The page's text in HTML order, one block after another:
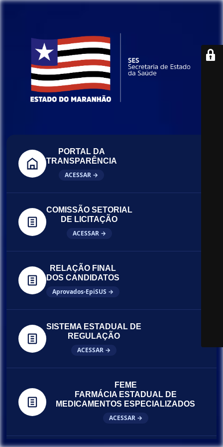
PORTAL DA
TRANSPARÊNCIA
ACESSAR →
COMISSÃO SETORIAL
DE LICITAÇÃO
ACESSAR →
RELAÇÃO FINAL
DOS CANDIDATOS
Aprovados-EpiSUS →
SISTEMA ESTADUAL DE
REGULAÇÃO
ACESSAR →
FEME
FARMÁCIA ESTADUAL DE
MEDICAMENTOS ESPECIALIZADOS
ACESSAR →